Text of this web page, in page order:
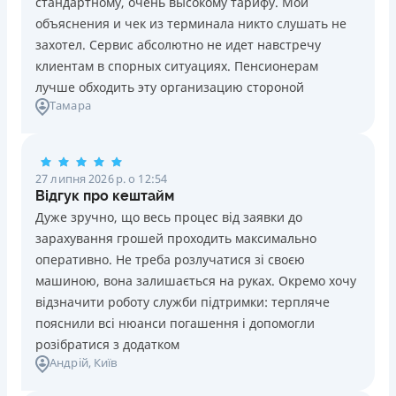
Ліцензія НБУ №10
Вся інформація про кредит
Знижена процентна ставка 0,01% в день для нових
клієнтів на період від 3 до 30 днів (після цього діє
стандартна ставка 1%)
Запитуються лише дані паспорта, ІПН, номер
банківської картки й телефону
Оформляються кредити онлайн 24/7. Розглядаються
кредитною історією
Переказуються гроші на банківську картку відразу
після підписання електронного договору про надання
кредиту
Даруються знижки до -99% постійним клієнтам на
майбутні кредити згідно з програмою лояльності
Програма лояльності для постійних клієнтів
Цілодобова підтримка в Viber, Telegram, Facebook
Недоліки
Нема кредиту для юросіб (ФОП)
объяснения и чек из терминала никто слушать не
захотел. Сервис абсолютно не идет навстречу
клиентам в спорных ситуациях. Пенсионерам
лучше обходить эту организацию стороной
Тамара
27 липня 2026 р. о 12:54
Відгук про кештайм
Дуже зручно, що весь процес від заявки до
зарахування грошей проходить максимально
оперативно. Не треба розлучатися зі своєю
машиною, вона залишається на руках. Окремо хочу
відзначити роботу служби підтримки: терпляче
пояснили всі нюанси погашення і допомогли
розібратися з додатком
Андрій, Київ